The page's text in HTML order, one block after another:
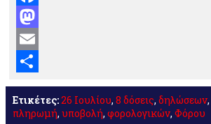
Facebook
Mastodon
Email
Μοιραστείτε
Ετικέτες:26 Ιουλίου, 8 δόσεις, δηλώσεων,
πληρωμή, υποβολή, φορολογικών, Φόρου